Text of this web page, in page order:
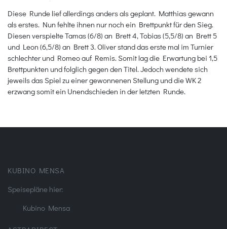
Diese Runde lief allerdings anders als geplant. Matthias gewann
als erstes. Nun fehlte ihnen nur noch ein Brettpunkt für den Sieg.
Diesen verspielte Tamas (6/8) an Brett 4, Tobias (5,5/8) an Brett 5
und Leon (6,5/8) an Brett 3. Oliver stand das erste mal im Turnier
schlechter und Romeo auf Remis. Somit lag die Erwartung bei 1,5
Brettpunkten und folglich gegen den Titel. Jedoch wendete sich
jeweils das Spiel zu einer gewonnenen Stellung und die WK 2
erzwang somit ein Unendschieden in der letzten Runde.
KUBINO MENSA
Speisepläne hier:
Kubino Mensa